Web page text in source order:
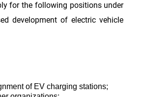
for the following positions under
development of electric vehicle
of EV charging stations;